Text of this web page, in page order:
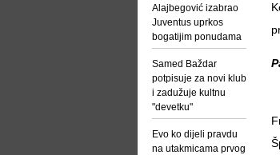
Alajbegović izabrao
Juventus uprkos
bogatijim ponudama
Samed Baždar
potpisuje za novi klub
i zadužuje kultnu
"devetku"
Evo ko dijeli pravdu
na utakmicama prvog